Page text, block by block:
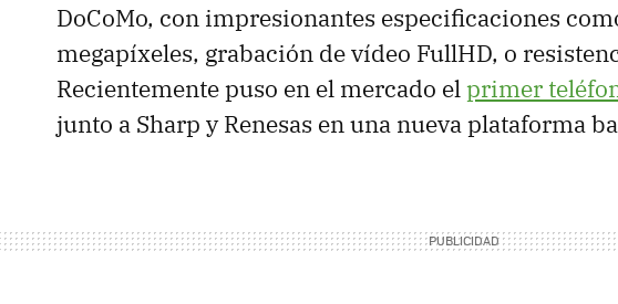
DoCoMo, con impresionantes especificaciones
megapíxeles, grabación de vídeo FullHD, o
Recientemente puso en el mercado elprimer
junto a Sharp y Renesas en una nueva plataforma